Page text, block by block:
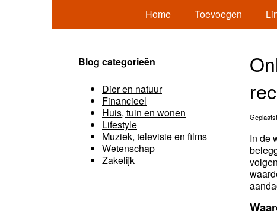
Home Toevoegen
In de
Blog categorieën
Dier en natuur
Financieel
Huis, tuin en wonen
Lifestyle
Muziek, televisie en films
Wetenschap
Zakelijk